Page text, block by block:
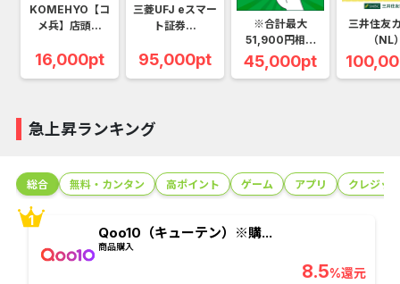
KOMEHYO【コ
メ兵】店頭...
16,000pt
三菱UFJ eスマー
ト証券...
95,000pt
※合計最大
51,900円相当
※...
45,000pt
三井住友
（NL
急上昇ランキング
総合 無料・カンタン 高ポイント ゲーム アプリ クレジッ
Qoo10（キューテン）※購...
商品購入
8.5%還元